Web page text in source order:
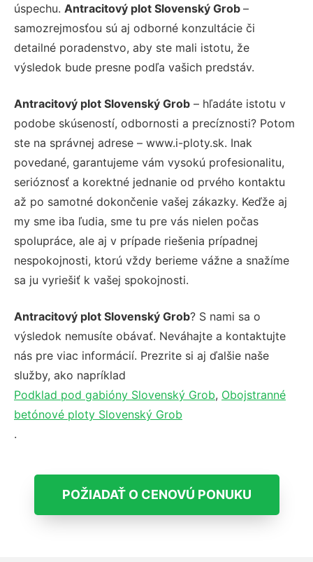
úspechu. Antracitový plot Slovenský Grob –
samozrejmosťou sú aj odborné konzultácie či
detailné poradenstvo, aby ste mali istotu, že
výsledok bude presne podľa vašich predstáv.
Antracitový plot Slovenský Grob – hľadáte istotu v
podobe skúseností, odbornosti a precíznosti? Potom
ste na správnej adrese – www.i-ploty.sk. Inak
povedané, garantujeme vám vysokú profesionalitu,
serióznosť a korektné jednanie od prvého kontaktu
až po samotné dokončenie vašej zákazky. Keďže aj
my sme iba ľudia, sme tu pre vás nielen počas
spolupráce, ale aj v prípade riešenia prípadnej
nespokojnosti, ktorú vždy berieme vážne a snažíme
sa ju vyriešiť k vašej spokojnosti.
Antracitový plot Slovenský Grob? S nami sa o
výsledok nemusíte obávať. Neváhajte a kontaktujte
nás pre viac informácií. Prezrite si aj ďalšie naše
služby, ako napríklad
Podklad pod gabióny Slovenský Grob, Obojstranné
betónové ploty Slovenský Grob
.
POŽIADAŤ O CENOVÚ PONUKU